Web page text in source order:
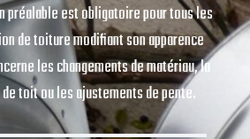
préalable est obligatoire pour tous les
de toiture modifiant son apparence
les changements de matériau, la
toit ou les ajustements de pente.